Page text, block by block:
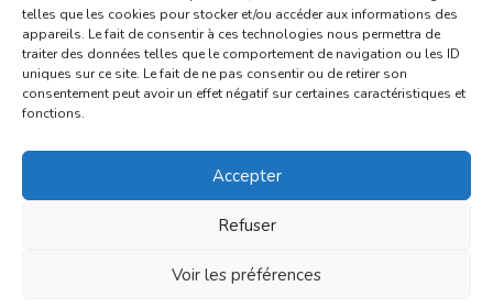
telles que les cookies pour stocker et/ou accéder aux informations des
appareils. Le fait de consentir à ces technologies nous permettra de
traiter des données telles que le comportement de navigation ou les ID
uniques sur ce site. Le fait de ne pas consentir ou de retirer son
consentement peut avoir un effet négatif sur certaines caractéristiques et
fonctions.
Accepter
Refuser
Voir les préférences
mêmes , enivré à votre tour . Vous verrez
surgir dans la lumière crue qui tombe sur
le comptoir des bars ou dans l ombre
clandestine des maisons cette humanité
famélique et braillarde , celle des
clochards , des ivrognes et des truands ,
qui se répand toujours quand un écrivain
de la classe de Robert Giraud réussit à
déboucher le flacon nocturne qui contient